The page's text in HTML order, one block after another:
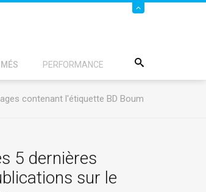
PERFORMANCE
contenant l'étiquette BD Boum
5 dernières
sur le